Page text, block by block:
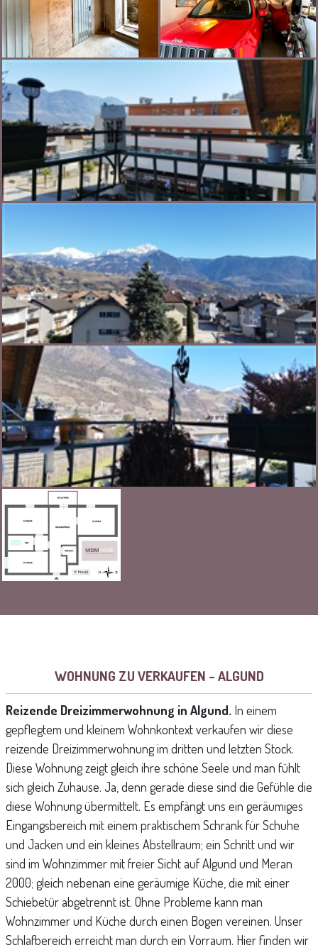
WOHNUNG ZU VERKAUFEN - ALGUND
Reizende Dreizimmerwohnung in Algund. In einem
gepflegtem und kleinem Wohnkontext verkaufen wir diese
reizende Dreizimmerwohnung im dritten und letzten Stock.
Diese Wohnung zeigt gleich ihre schöne Seele und man fühlt
sich gleich Zuhause. Ja, denn gerade diese sind die Gefühle die
diese Wohnung übermittelt. Es empfängt uns ein geräumiges
Eingangsbereich mit einem praktischem Schrank für Schuhe
und Jacken und ein kleines Abstellraum; ein Schritt und wir
sind im Wohnzimmer mit freier Sicht auf Algund und Meran
2000; gleich nebenan eine geräumige Küche, die mit einer
Schiebetür abgetrennt ist. Ohne Probleme kann man
Wohnzimmer und Küche durch einen Bogen vereinen. Unser
Schlafbereich erreicht man durch ein Vorraum. Hier finden wir